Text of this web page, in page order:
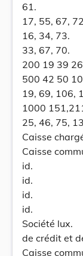
61.
17, 55, 67,
16, 34, 73.
33, 67, 70.
200 19 39
500 42 50
19, 69, 106,
1000
25, 46, 75,
Caisse
Caisse
id.
id.
id.
id.
Société lux.
de crédit et
Caisse